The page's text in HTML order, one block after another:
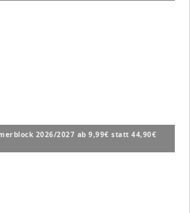
2026/2027 ab 9,99€ statt 44,90€